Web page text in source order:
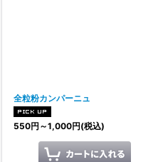
全粒粉カンパーニュ
550円 ～1,000円(税込)